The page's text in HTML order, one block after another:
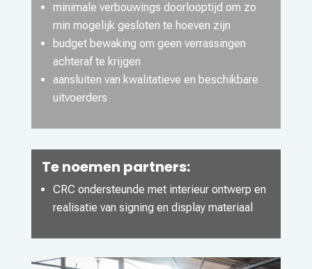
minimale verbouwings doorlooptijd om zo
min mogelijk gesloten te hoeven zijn
budget bewaking om geen verrassingen
achteraf te krijgen
aansluiten van kwalitatieve en beschikbare
uitvoerders
Te noemen partners:
CRC ondersteunde met interieur ontwerp en
realisatie van signing en display materiaal